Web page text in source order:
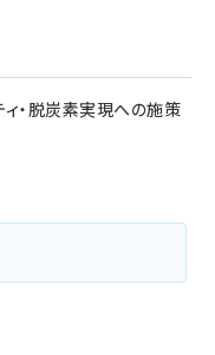
・脱炭素実現への施策